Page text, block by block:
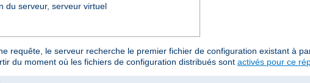
du serveur, serveur virtuel
requête, le serveur recherche le premier fichier de configuration existant à
du moment où les fichiers de configuration distribués sont activés pour ce